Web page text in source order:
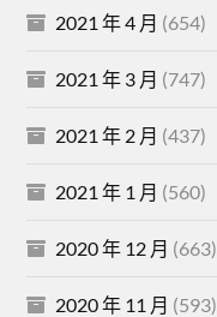
2021 年 4 月 (654)
2021 年 3 月 (747)
2021 年 2 月 (437)
2021 年 1 月 (560)
2020 年 12 月 (663)
2020 年 11 月 (593)